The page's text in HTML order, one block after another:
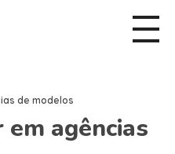
de modelos
agências